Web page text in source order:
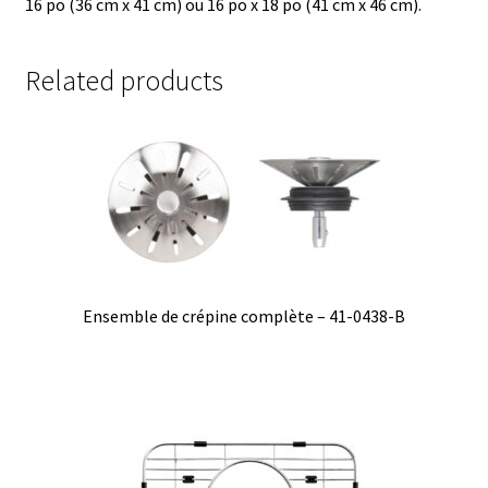
16 po (36 cm x 41 cm) ou 16 po x 18 po (41 cm x 46 cm).
Related products
Ensemble de crépine complète – 41-0438-B